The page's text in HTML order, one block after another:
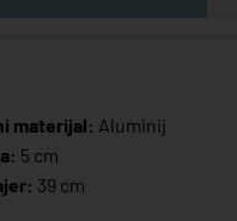
materijal: Aluminij
5 cm
39 cm